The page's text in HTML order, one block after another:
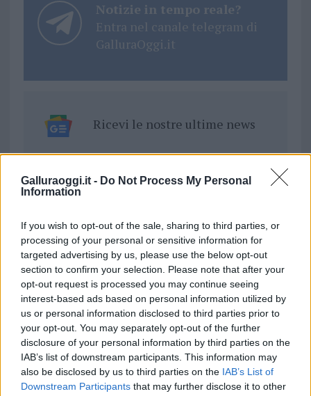
Galluraoggi.it - Do Not Process My Personal
Information
If you wish to opt-out of the sale, sharing to third parties, or
processing of your personal or sensitive information for
targeted advertising by us, please use the below opt-out
section to confirm your selection. Please note that after your
opt-out request is processed you may continue seeing
interest-based ads based on personal information utilized by
us or personal information disclosed to third parties prior to
your opt-out. You may separately opt-out of the further
disclosure of your personal information by third parties on the
IAB’s list of downstream participants. This information may
also be disclosed by us to third parties on the IAB’s List of
Downstream Participants that may further disclose it to other
Notizie in tempo reale?
Entra nel canale telegram di
GalluraOggi.it
Ricevi le nostre ultime news
F
a
ce
b
o
o
k
T
w
it
te
r
Pi
n
te
re
st
W
h
at
s
A
p
p
S
h
a
re
Articolo precedente
Prossimo articolo
NOTIZIE RECENTI